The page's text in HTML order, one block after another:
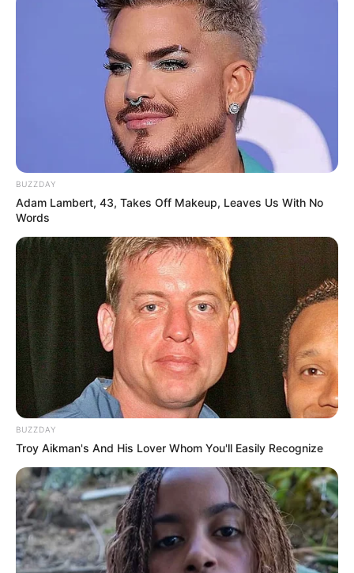
BUZZDAY
Adam Lambert, 43, Takes Off Makeup, Leaves Us With No
Words
BUZZDAY
Troy Aikman's And His Lover Whom You'll Easily Recognize